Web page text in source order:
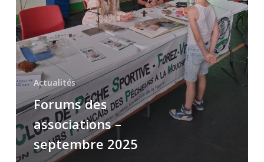
Actualités
Forums des
associations –
septembre 2025